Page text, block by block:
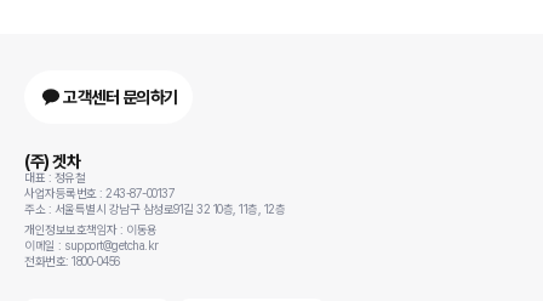
고객센터 문의하기
(주) 겟차
대표 : 정유철
사업자등록번호 : 243-87-00137
주소 : 서울특별시 강남구 삼성로91길 32 10층, 11층, 12층
개인정보보호책임자 : 이동용
이메일 : support@getcha.kr
전화번호: 1800-0456